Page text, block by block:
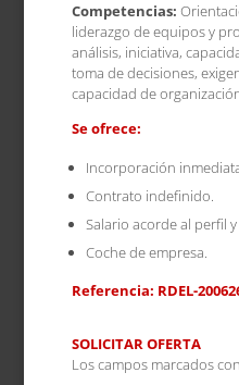
Competencias:
liderazgo de equipos y
análisis, iniciativa,
toma de decisiones,
capacidad de
Se ofrece:
Incorporación
Contrato indefinido.
Salario acorde al perfil
Coche de empresa.
Referencia: RDEL-
SOLICITAR OFERTA
Los campos marcados